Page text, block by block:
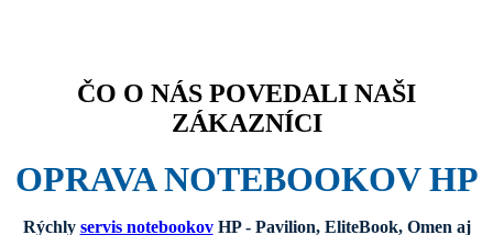
ČO O NÁS POVEDALI NAŠI
ZÁKAZNÍCI
OPRAVA NOTEBOOKOV HP
Rýchly servis notebookovHP - Pavilion, EliteBook, Omen aj